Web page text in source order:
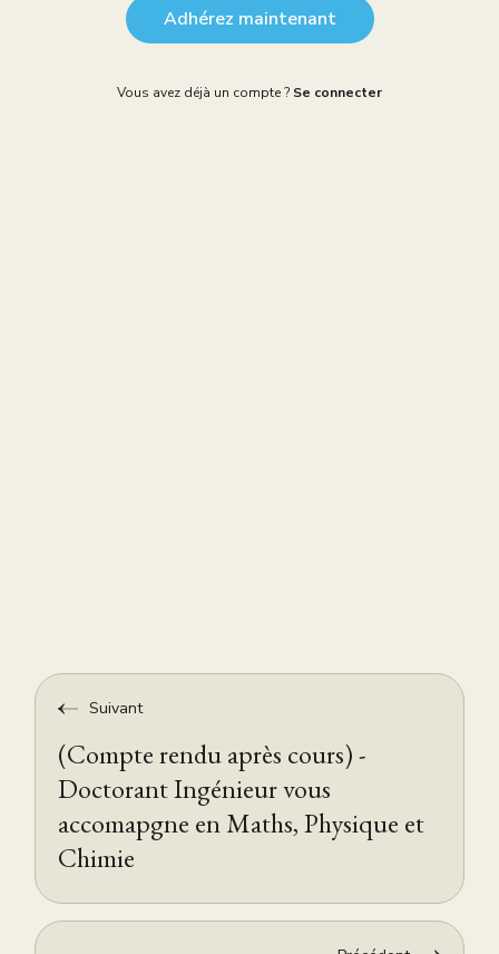
Adhérez maintenant
Vous avez déjà un compte ? Se connecter
Suivant
(Compte rendu après cours) -
Doctorant Ingénieur vous
accomapgne en Maths, Physique et
Chimie